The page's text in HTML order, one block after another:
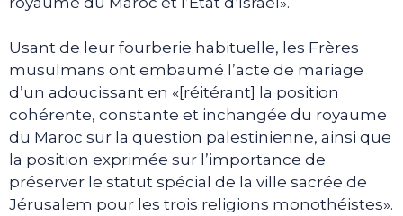
Usant de leur fourberie habituelle, les Frères
musulmans ont embaumé l’acte de mariage
d’un adoucissant en «[réitérant] la position
cohérente, constante et inchangée du royaume
du Maroc sur la question palestinienne, ainsi que
la position exprimée sur l’importance de
préserver le statut spécial de la ville sacrée de
Jérusalem pour les trois religions monothéistes».